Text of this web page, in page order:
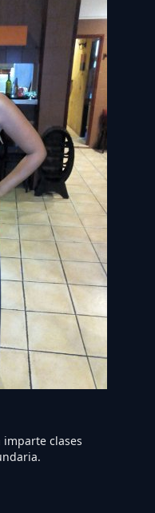
imparte clases